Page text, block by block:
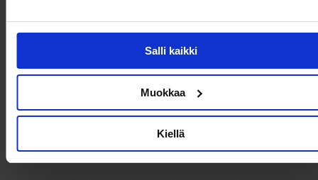
Salli kaikki
Muokkaa
Kiellä
Vero Moda